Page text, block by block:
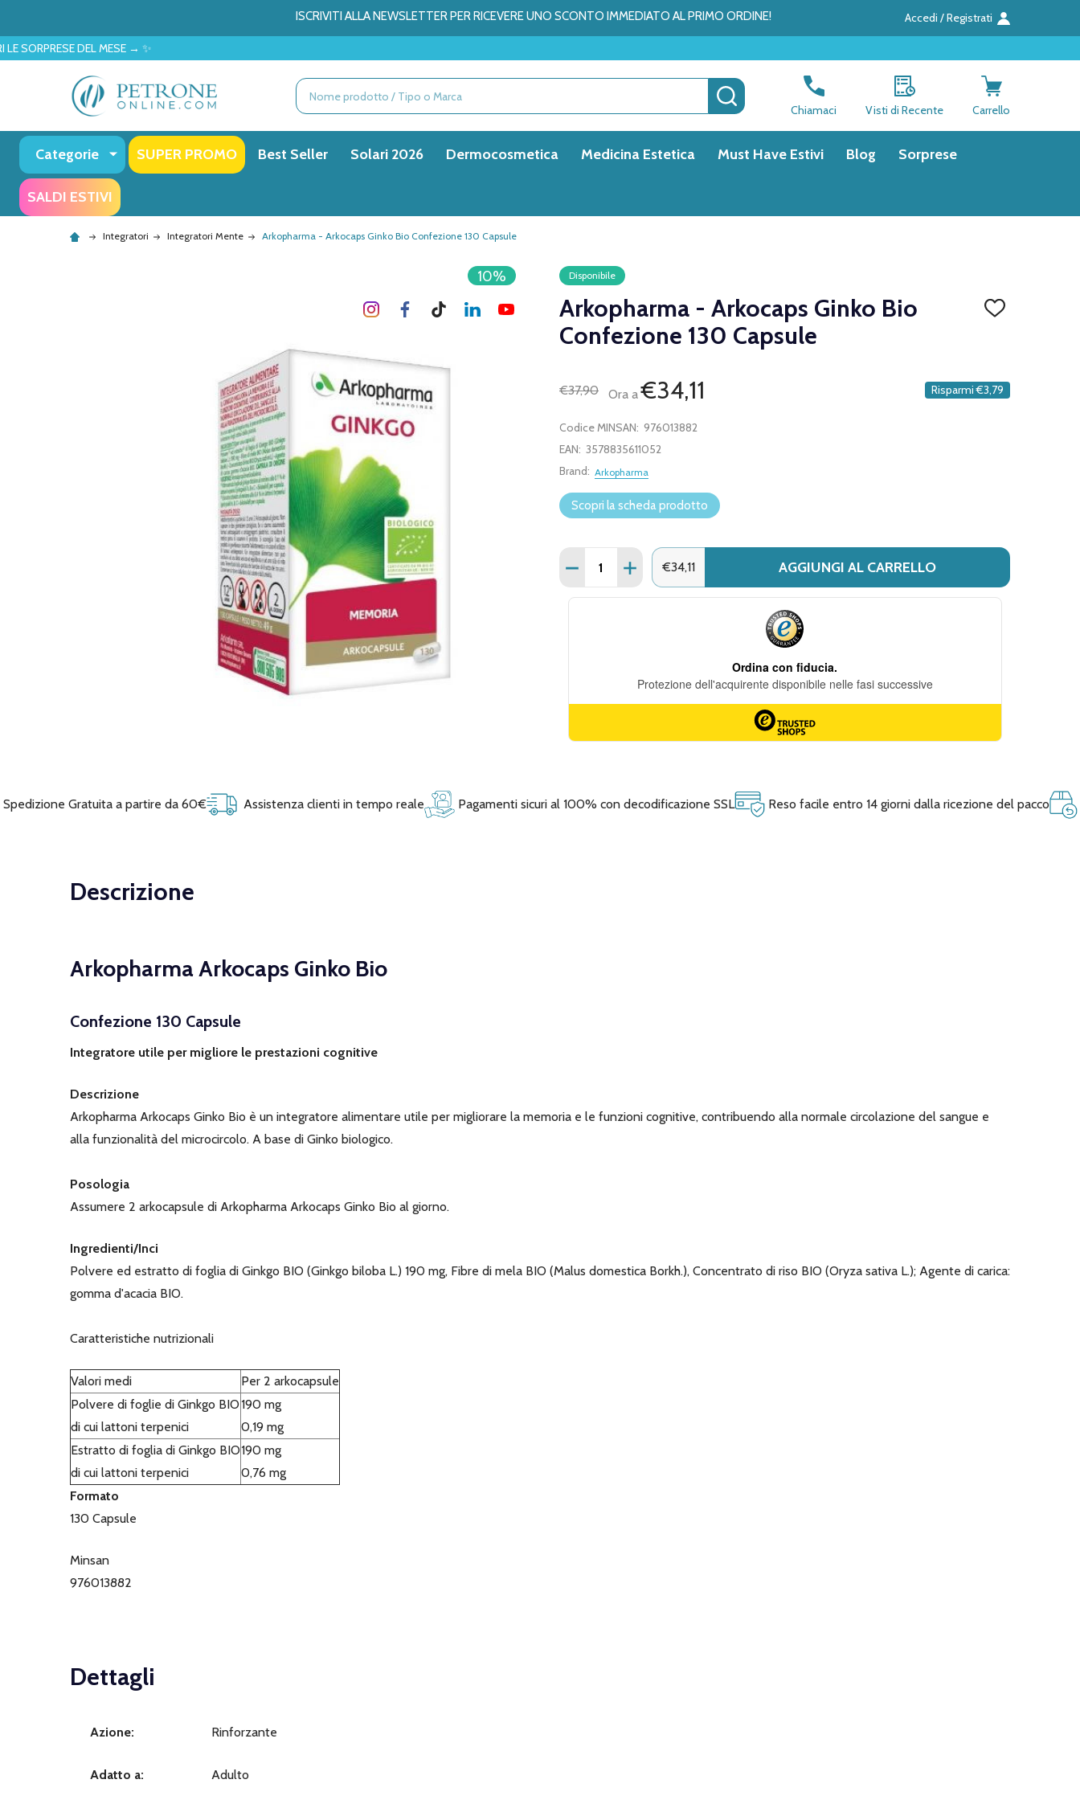
ISCRIVITI ALLA NEWSLETTER PER RICEVERE UNO SCONTO IMMEDIATO AL PRIMO ORDINE! Accedi / Registrati
MESE → ✨
Ricerca CERCA
Chiamaci Visti di Recente Carrello
Categorie SUPER PROMO Best Seller Solari 2026 Dermocosmetica Medicina Estetica Must Have Estivi Blog Sorprese
SALDI ESTIVI
Integratori Integratori Mente Arkopharma - Arkocaps Ginko Bio Confezione 130 Capsule
Disponibile
Arkopharma - Arkocaps Ginko Bio
Confezione 130 Capsule
AGGIUNGI
€37,90
Ora a€34,11 Risparmi €3,79
10%
Codice MINSAN: 976013882
EAN: 3578835611052
Brand: Arkopharma
Scopri la scheda prodotto
Quantità:
DIMINUISCI QUANTITÀ DI ARKOPHARMA - ARKOCAPS GINKO BIO CONFEZIONE 130
AUMENTA QUANTITÀ DI ARKOPHARMA - ARKOCAPS GINKO BIO
€34,11 AGGIUNGI AL CARRELLO
Spedizione Gratuita a partire da 60€ Assistenza clienti in tempo reale Pagamenti sicuri al 100% con decodificazione SSL Reso facile entro 14 giorni dalla ricezione del pacco
Descrizione
Arkopharma Arkocaps Ginko Bio
Confezione 130 Capsule
Integratore utile per migliore le prestazioni cognitive
Descrizione
Arkopharma Arkocaps Ginko Bio è un integratore alimentare utile per migliorare la memoria e le funzioni cognitive, contribuendo alla normale circolazione del sangue e
alla funzionalità del microcircolo. A base di Ginko biologico.
Posologia
Assumere 2 arkocapsule di Arkopharma Arkocaps Ginko Bio al giorno.
Ingredienti/Inci
Polvere ed estratto di foglia di Ginkgo BIO (Ginkgo biloba L.) 190 mg, Fibre di mela BIO (Malus domestica Borkh.), Concentrato di riso BIO (Oryza sativa L.); Agente di carica:
gomma d'acacia BIO.
Caratteristiche nutrizionali
Valori medi
Per 2 arkocapsule
Polvere di foglie di Ginkgo BIO
di cui lattoni terpenici
190 mg
0,19 mg
Estratto di foglia di Ginkgo BIO
di cui lattoni terpenici
190 mg
0,76 mg
Formato
130 Capsule
Minsan
976013882
Dettagli
Azione: Rinforzante
Adatto a: Adulto